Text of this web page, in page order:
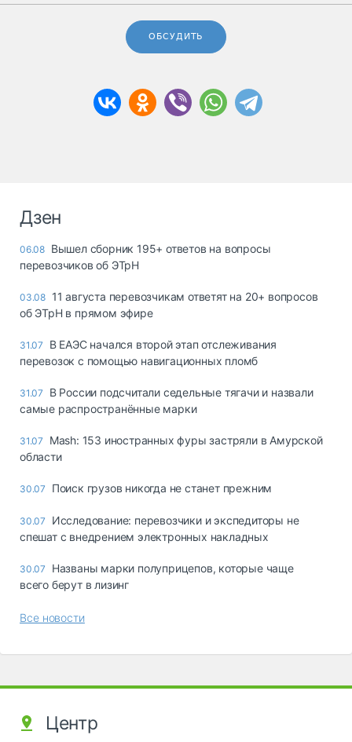
ОБСУДИТЬ
Дзен
06.08 Вышел сборник 195+ ответов на вопросы
перевозчиков об ЭТрН
03.08 11 августа перевозчикам ответят на 20+ вопросов
об ЭТрН в прямом эфире
31.07
В ЕАЭС начался второй этап отслеживания
перевозок с помощью навигационных пломб
31.07
В России подсчитали седельные тягачи и назвали
самые распространённые марки
31.07
Mash: 153 иностранных фуры застряли в Амурской
области
30.07 Поиск грузов никогда не станет прежним
30.07
Исследование: перевозчики и экспедиторы не
спешат с внедрением электронных накладных
30.07
Названы марки полуприцепов, которые чаще
всего берут в лизинг
Все новости
Центр